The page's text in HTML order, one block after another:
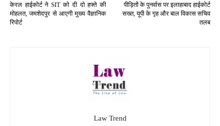
केरल हाईकोर्ट ने SIT को दी दो हफ्ते की
मोहलत, जमशेदपुर से आएगी मुख्य वैज्ञानिक
रिपोर्ट
पीड़ितों के पुनर्वास पर इलाहाबाद हाईकोर्ट
सख्त, यूपी के गृह और बाल विकास सचिव
तलब
Law Trend